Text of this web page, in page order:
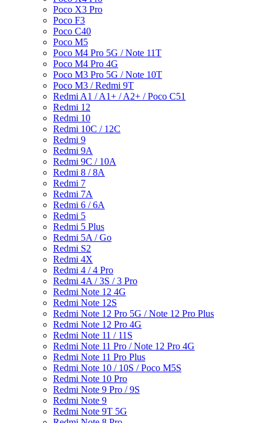
Poco X3 Pro
Poco F3
Poco C40
Poco M5
Poco M4 Pro 5G / Note 11T
Poco M4 Pro 4G
Poco M3 Pro 5G / Note 10T
Poco M3 / Redmi 9T
Redmi A1 / A1+ / A2+ / Poco C51
Redmi 12
Redmi 10
Redmi 10C / 12C
Redmi 9
Redmi 9A
Redmi 9C / 10A
Redmi 8 / 8A
Redmi 7
Redmi 7A
Redmi 6 / 6A
Redmi 5
Redmi 5 Plus
Redmi 5A / Go
Redmi S2
Redmi 4X
Redmi 4 / 4 Pro
Redmi 4A / 3S / 3 Pro
Redmi Note 12 4G
Redmi Note 12S
Redmi Note 12 Pro 5G / Note 12 Pro Plus
Redmi Note 12 Pro 4G
Redmi Note 11 / 11S
Redmi Note 11 Pro / Note 12 Pro 4G
Redmi Note 11 Pro Plus
Redmi Note 10 / 10S / Poco M5S
Redmi Note 10 Pro
Redmi Note 9 Pro / 9S
Redmi Note 9
Redmi Note 9T 5G